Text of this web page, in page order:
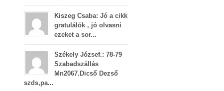
Kiszeg Csaba: Jó a cikk
gratulálók , jó olvasni
ezeket a sor...
Székely József.: 78-79
Szabadszállás
Mn2067.Dicső Dezső
szds,pa...